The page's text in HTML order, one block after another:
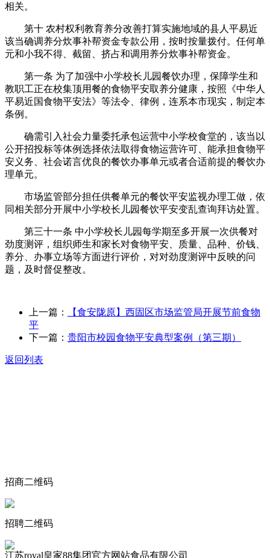
相关。
第十 农村权利教育养分改善打算实施地域的县人平易近
该当确调养分炊事补帮资金专款公用，按时按量拨付。任何单
元和小我不得、截留、挤占和调用养分炊事补帮资金。
第一条 为了加强中小学校长儿园餐饮办理，保障学生和
教职工正在校集顶用餐的食物平安取养分健康，按照《中华人
平易近国食物平安法》等法令、律例，连系本市现实，制定本
条例。
确需引入社会力量委托承包运营中小学校食堂的，该当以
公开招投标等体例选择依法取得食物运营许可、能承担食物平
安义务、社会诺言优良的餐饮办事单元或者合适前提的餐饮办
理单元。
市场监管部分担任供餐单元的餐饮平安监视办理工做，依
同相关部分开展中小学校长儿园餐饮平安变乱查询拜访处置。
第三十一条 中小学校长儿园每学期至多开展一次供餐对
劲度测评，组织师生和家长对食物平安、质量、品种、价钱、
养分、办事立场等方面进行评价，对对劲度测评中反映的问
题，及时督促整改。
上一篇：
【食安陇原】西固区市场监管局开展节前食物
平
下一篇： 贵阳市校园食物平安典型案例（第三期）
返回列表
招商二维码
招聘二维码
江苏royal皇家88集团官方网站食品有限公司